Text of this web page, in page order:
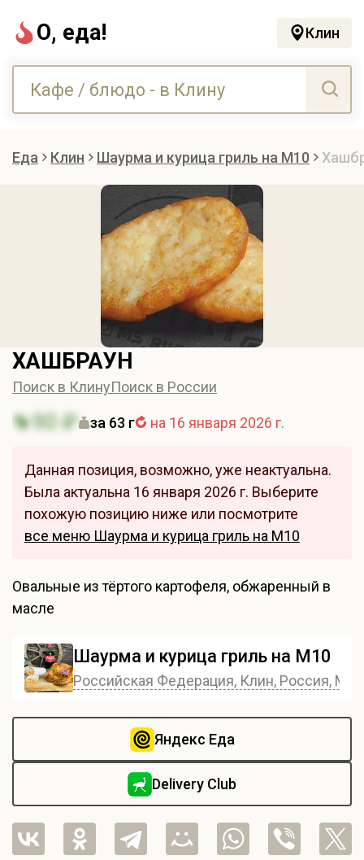
О, еда! Клин
Еда Клин Шаурма и курица гриль на М10
ХАШБРАУН
Поиск в КлинуПоиск в России
90 ₽ за 63 г на 16 января 2026 г.
Данная позиция, возможно, уже неактуальна.
Была актуальна 16 января 2026 г. Выберите
похожую позицию ниже или посмотрите
все меню Шаурма и курица гриль на М10
Овальные из тёртого картофеля, обжаренный в
масле
Шаурма и курица гриль на М10
Российская Федерация, Клин, Россия,
Яндекс Еда
Delivery Club